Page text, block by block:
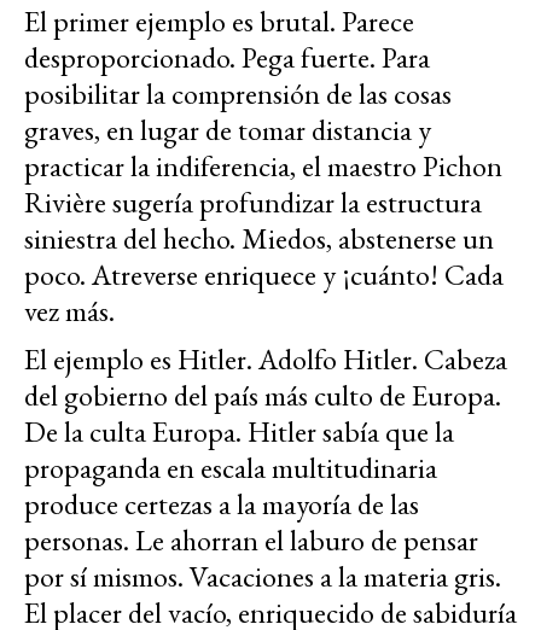
El primer ejemplo es brutal. Parece
desproporcionado. Pega fuerte. Para
posibilitar la comprensión de las cosas
graves, en lugar de tomar distancia y
practicar la indiferencia, el maestro Pichon
Rivière sugería profundizar la estructura
siniestra del hecho. Miedos, abstenerse un
poco. Atreverse enriquece y ¡cuánto! Cada
vez más.
El ejemplo es Hitler. Adolfo Hitler. Cabeza
del gobierno del país más culto de Europa.
De la culta Europa. Hitler sabía que la
propaganda en escala multitudinaria
produce certezas a la mayoría de las
personas. Le ahorran el laburo de pensar
por sí mismos. Vacaciones a la materia gris.
El placer del vacío, enriquecido de sabiduría